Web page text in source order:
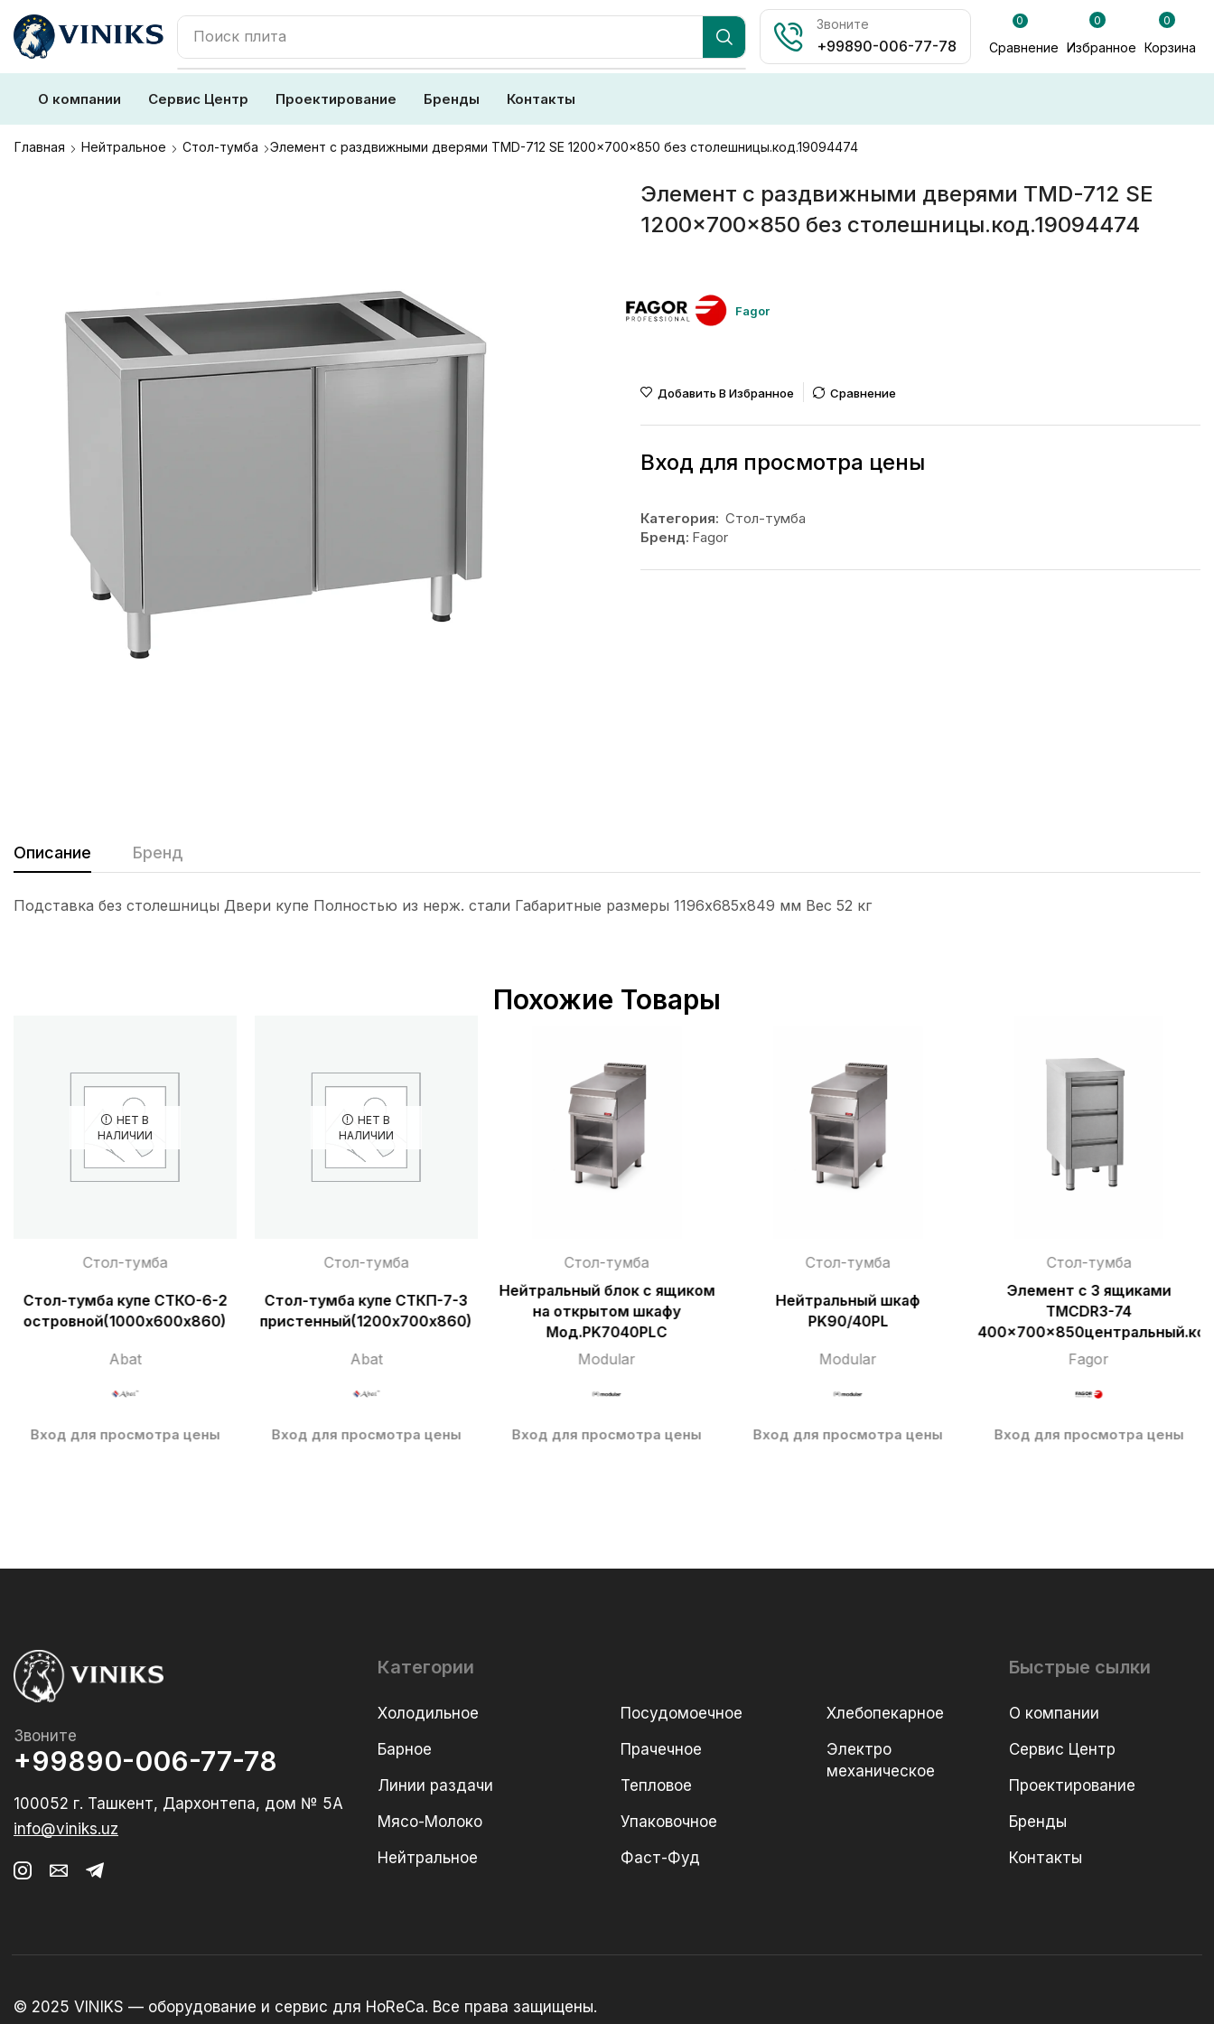
Поиск плита
Звоните
+99890-006-77-78
0
Сравнение
0
Избранное
0
Корзина
О компании Сервис Центр Проектирование Бренды Контакты
Главная Нейтральное Стол-тумба Элемент с раздвижными дверями TMD-712 SE 1200x700x850 без столешницы.код.19094474
Элемент с раздвижными дверями TMD-712 SE
1200x700x850 без столешницы.код.19094474
Fagor
Добавить В Избранное Сравнение
Вход для просмотра цены
Категория: Стол-тумба
Бренд: Fagor
Описание Бренд
Подставка без столешницы Двери купе Полностью из нерж. стали Габаритные размеры 1196х685х849 мм Вес 52 кг
Похожие Товары
НЕТ В
НАЛИЧИИ
Стол-тумба
Стол-тумба купе СТКО-6-2
островной(1000х600х860)
Abat
Вход для просмотра цены
НЕТ В
НАЛИЧИИ
Стол-тумба
Стол-тумба купе СТКП-7-3
пристенный(1200х700х860)
Abat
Вход для просмотра цены
Стол-тумба
Нейтральный блок с ящиком
на открытом шкафу
Мод.PK7040PLC
Modular
Вход для просмотра цены
Стол-тумба
Нейтральный шкаф
PK90/40PL
Modular
Вход для просмотра цены
Стол-тумба
Элемент с 3 ящиками
TMCDR3-74
Fagor
Вход для просмотра цены
Звоните
+99890-006-77-78
100052 г. Ташкент, Дархонтепа, дом № 5А
info@viniks.uz
Категории
Холодильное
Барное
Линии раздачи
Мясо-Молоко
Нейтральное
Посудомоечное
Прачечное
Тепловое
Упаковочное
Фаст-Фуд
Хлебопекарное
Электро
механическое
Быстрые сылки
О компании
Сервис Центр
Проектирование
Бренды
Контакты
© 2025 VINIKS — оборудование и сервис для HoReCa. Все права защищены.